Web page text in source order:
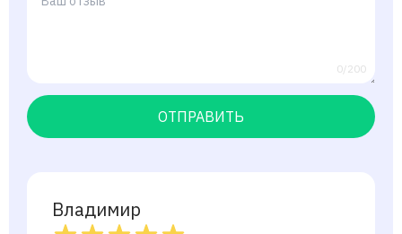
0/200
ОТПРАВИТЬ
Владимир